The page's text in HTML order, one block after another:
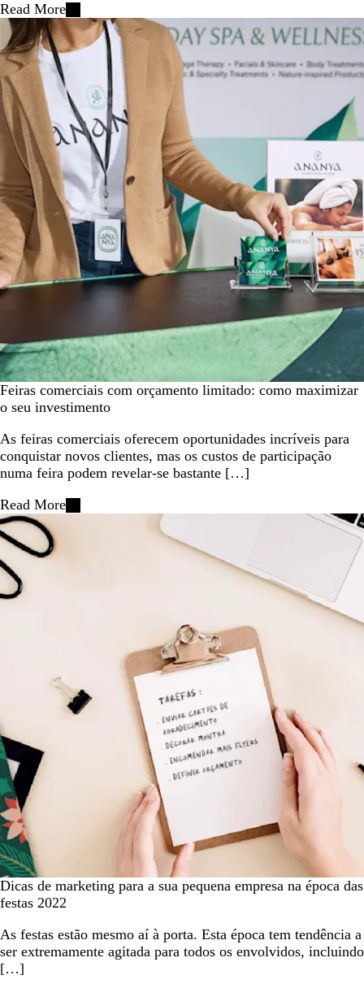
Read More
Feiras comerciais com orçamento limitado: como maximizar
o seu investimento
As feiras comerciais oferecem oportunidades incríveis para
conquistar novos clientes, mas os custos de participação
numa feira podem revelar-se bastante […]
Read More
Dicas de marketing para a sua pequena empresa na época das
festas 2022
As festas estão mesmo aí à porta. Esta época tem tendência a
ser extremamente agitada para todos os envolvidos, incluindo
[…]